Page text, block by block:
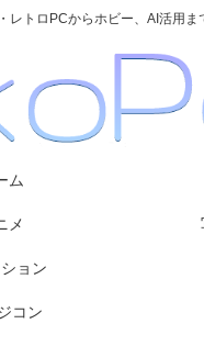
レトロPCからホビー、AI活用
ム
メ
ョン
コン